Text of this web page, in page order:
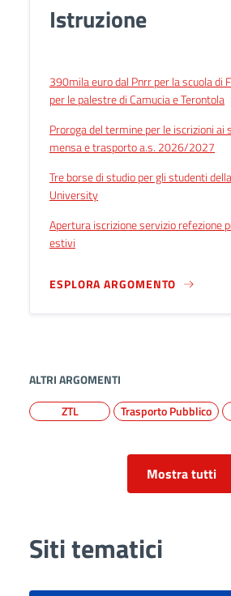
Istruzione
390mila euro dal Pnrr per la scuola di
per le palestre di Camucia e Terontola
Proroga del termine per le iscrizioni ai
mensa e trasporto a.s. 2026/2027
Tre borse di studio per gli studenti
University
Apertura iscrizione servizio refezione
estivi
ESPLORA ARGOMENTO
ALTRI ARGOMENTI
ZTL
Trasporto Pubblico
Mostra tutti
Siti tematici